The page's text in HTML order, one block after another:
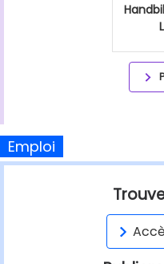
Emploi